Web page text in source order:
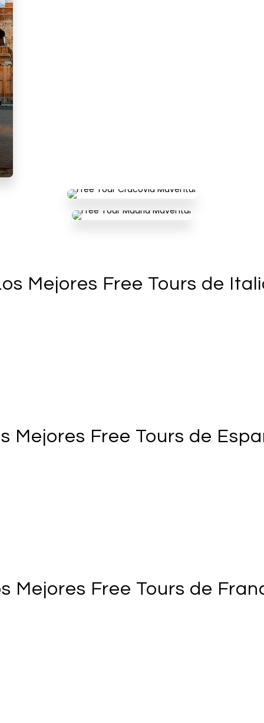
Mejores Free Tours de
Mejores Free Tours de
Mejores Free Tours de